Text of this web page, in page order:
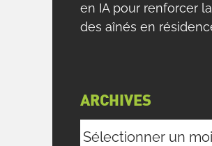
en IA pour renforcer
des aînés en
ARCHIVES
Archives